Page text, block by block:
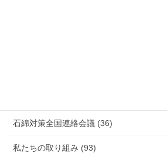
石綿対策全国連絡会議 (36)
私たちの取り組み (93)